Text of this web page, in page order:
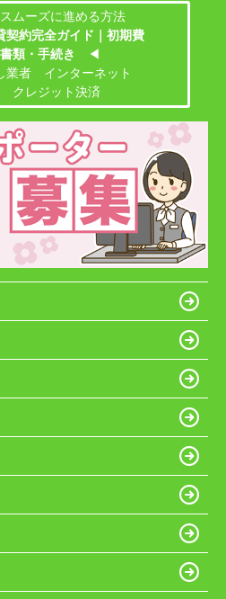
ムーズに進める方法
約完全ガイド｜初期費
類・手続き
◀
業者 インターネット
クレジット決済